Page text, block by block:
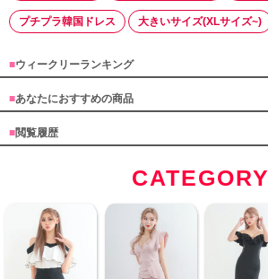
プチプラ韓国ドレス 大きいサイズ(XLサイズ~)
■ウィークリーランキング
■あなたにおすすめの商品
■閲覧履歴
CATEGORY